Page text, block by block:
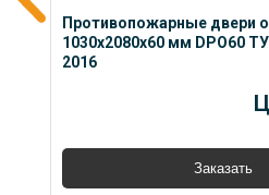
Противопожарные двери
1030x2080x60 мм DPO60
2016
Заказать